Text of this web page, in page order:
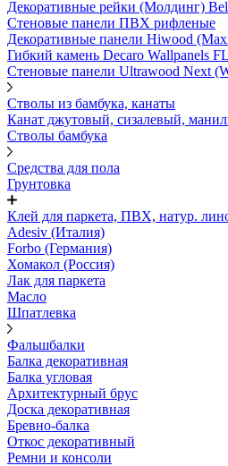
Декоративные рейки (Молдинг)
Стеновые панели ПВХ рифленые
Декоративные панели Hiwood
Гибкий камень Decaro Wallpanels
Стеновые панели Ultrawood Next
Стволы из бамбука, канаты
Канат джутовый, сизалевый,
Стволы бамбука
Средства для пола
Грунтовка
Клей для паркета, ПВХ, натур.
Adesiv (Италия)
Forbo (Германия)
Хомакол (Россия)
Лак для паркета
Масло
Шпатлевка
Фальшбалки
Балка декоративная
Балка угловая
Архитектурный брус
Доска декоративная
Бревно-балка
Откос декоративный
Ремни и консоли